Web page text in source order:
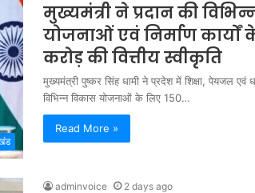
मुख्यमंत्री ने प्रदान की
योजनाओं एवं निर्माण कार्यों
करोड़ की वित्तीय स्वीकृति
मुख्यमंत्री पुष्कर सिंह धामी ने प्रदेश में शिक्षा, पेयजल एवं
विभिन्न विकास योजनाओं के लिए 150…
Read More »
adminvoice 2 days ago